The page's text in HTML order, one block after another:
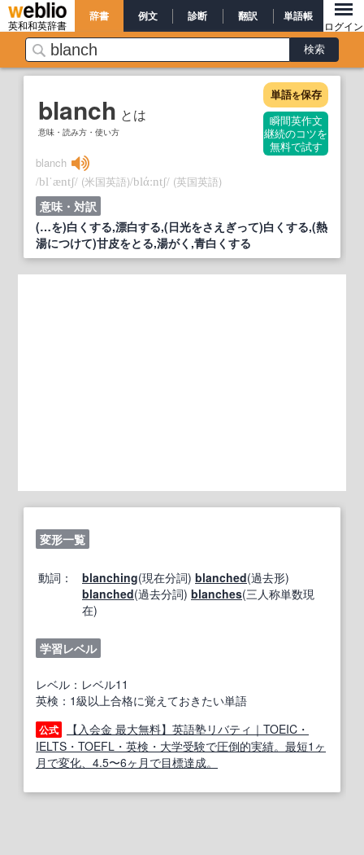
英和和英辞書
辞書 例文 診断 翻訳 単語帳
ログイン
blanch とは
意味・読み方・使い方
単語を保存
瞬間英作文
継続のコツを
無料で試す
blanch
/blˈæntʃ/ (米国英語)/blάːntʃ/ (英国英語)
意味・対訳
(…を)白くする,漂白する,(日光をさえぎって)白くする,(熱
湯につけて)甘皮をとる,湯がく,青白くする
変形一覧
動詞： blanching(現在分詞) blanched(過去形)
blanched(過去分詞) blanches(三人称単数現
在)
学習レベル
レベル：レベル11
英検：1級以上合格に覚えておきたい単語
公式
【入会金 最大無料】英語塾リバティ｜TOEIC・
IELTS・TOEFL・英検・大学受験で圧倒的実績。最短1ヶ
月で変化、4.5〜6ヶ月で目標達成。